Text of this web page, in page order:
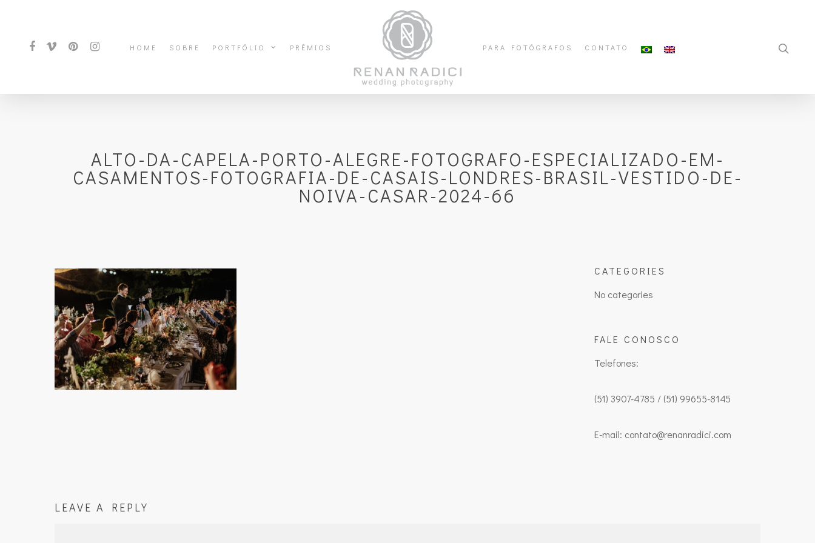
HOME SOBRE PORTFÓLIO PRÊMIOS PARA FOTÓGRAFOS CONTATO
ALTO-DA-CAPELA-PORTO-ALEGRE-FOTOGRAFO-ESPECIALIZADO-EM-
CASAMENTOS-FOTOGRAFIA-DE-CASAIS-LONDRES-BRASIL-VESTIDO-DE-
NOIVA-CASAR-2024-66
CATEGORIES
No categories
FALE CONOSCO
Telefones:
(51) 3907-4785 / (51) 99655-8145
E-mail: contato@renanradici.com
LEAVE A REPLY